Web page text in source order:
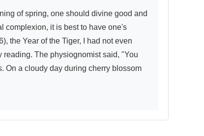
complexion, it is best to have one's
the Year of the Tiger, I had not even
The physiognomist said, "You
On a cloudy day during cherry blossom